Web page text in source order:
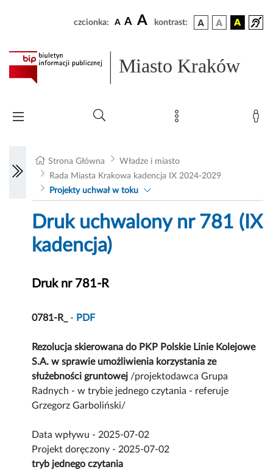
czcionka: A A A kontrast:
Miasto Kraków
Strona Główna
Władze i miasto
Rada Miasta Krakowa kadencja IX 2024-2029
Projekty uchwał w toku
Druk uchwalony nr 781 (IX
kadencja)
Druk nr 781-R
0781-R_ - PDF
Rezolucja skierowana do PKP Polskie Linie Kolejowe
S.A. w sprawie umożliwienia korzystania ze
służebności gruntowej /projektodawca Grupa
Radnych - w trybie jednego czytania - referuje
Grzegorz Garboliński/
Data wpływu - 2025-07-02
Projekt doręczony - 2025-07-02
tryb jednego czytania